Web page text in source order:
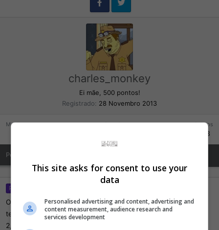
charles_monkey
Ei mãe, 500 pontos!
Registrado
28 Novembro 2013
Mensagens Reações Pontos
703
Posts de Perfil
P
Ola amigo, tenho interesse nos seu games de master System,
tem mais fotos? especialmente o Sonic Chaos e Mortal Kombat
2, meu email é davidricardo1984@hotmail.com Obrigado :D
This site asks for consent to use your
data
Personalised advertising and content, advertising and
content measurement, audience research and
services development